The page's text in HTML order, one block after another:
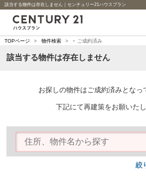
該当する物件は存在しません｜センチュリー21ハウスプラン
TOPページ > 物件検索 > - ご成約済み
該当する物件は存在しません
お探しの物件はご成約済みとなっ
下記にて再建策をお願いたし
絞